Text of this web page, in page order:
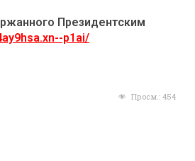
Президентским
p1ai/
Просм.: 454